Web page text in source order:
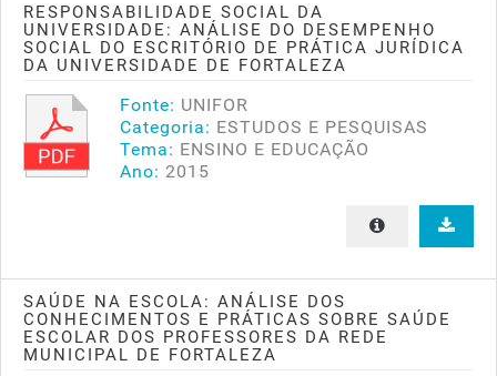
RESPONSABILIDADE SOCIAL DA
UNIVERSIDADE: ANÁLISE DO DESEMPENHO
SOCIAL DO ESCRITÓRIO DE PRÁTICA JURÍDICA
DA UNIVERSIDADE DE FORTALEZA
Fonte: UNIFOR
Categoria: ESTUDOS E PESQUISAS
Tema: ENSINO E EDUCAÇÃO
Ano: 2015
SAÚDE NA ESCOLA: ANÁLISE DOS
CONHECIMENTOS E PRÁTICAS SOBRE SAÚDE
ESCOLAR DOS PROFESSORES DA REDE
MUNICIPAL DE FORTALEZA